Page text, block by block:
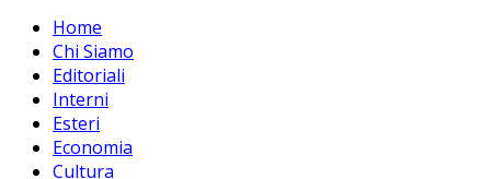
Home
Chi Siamo
Editoriali
Interni
Esteri
Economia
Cultura